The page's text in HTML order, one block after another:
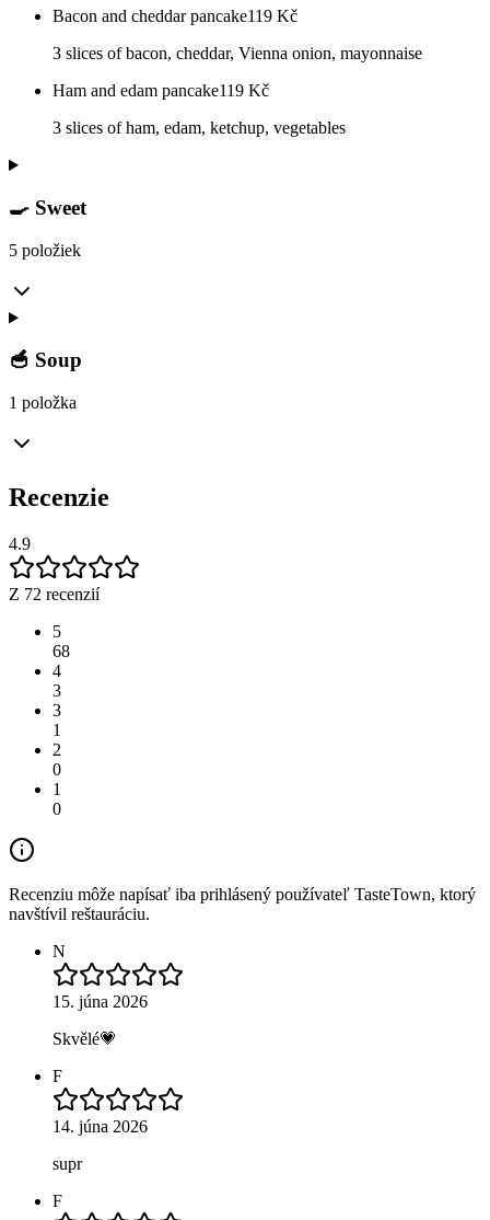
Bacon and cheddar pancake119 Kč
3 slices of bacon, cheddar, Vienna onion, mayonnaise
Ham and edam pancake119 Kč
3 slices of ham, edam, ketchup, vegetables
🍳 Sweet
5 položiek
🥣 Soup
1 položka
Recenzie
4.9
Z 72 recenzií
5
68
4
3
3
1
2
0
1
0
Recenziu môže napísať iba prihlásený používateľ TasteTown, ktorý
navštívil reštauráciu.
N
15. júna 2026
Skvělé💗
F
14. júna 2026
supr
F